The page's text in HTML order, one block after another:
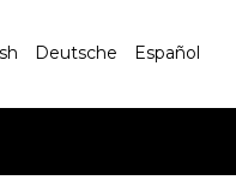
Deutsche Español